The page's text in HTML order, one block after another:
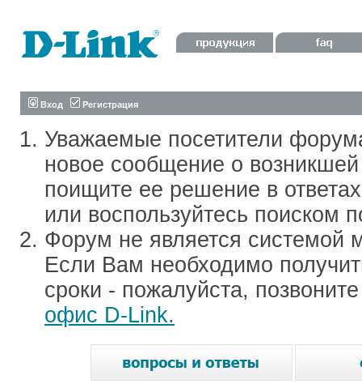
Вход Регистрация
Уважаемые посетители
новое сообщение о
поищите ее решение в
или воспользуйтесь поиском
Форум не является системой
Если Вам необходимо
сроки - пожалуйста,
офис D-Link.